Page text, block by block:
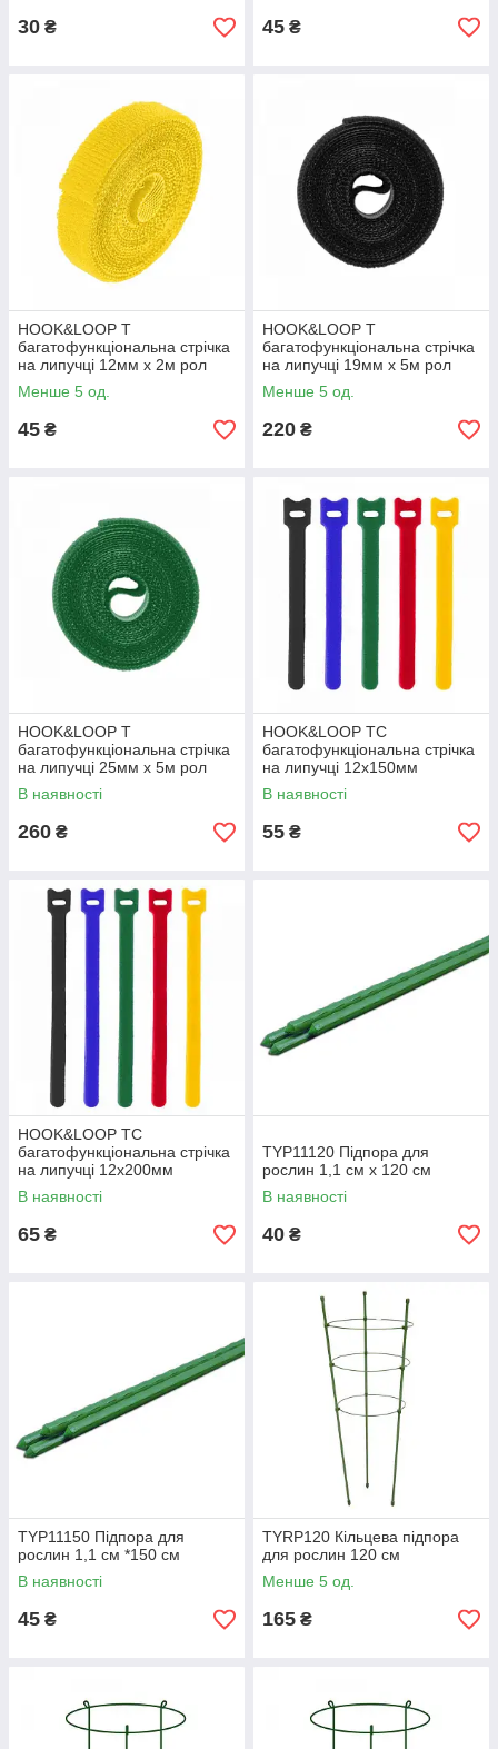
30 ₴ 45 ₴
HOOK&LOOP T
багатофункціональна стрічка
на липучці 12мм x 2м рол
YELLOW, HLT1202/YL,
Bradas
Менше 5 од.
45 ₴
HOOK&LOOP T
багатофункціональна стрічка
на липучці 19мм x 5м рол
BLACK, TYHLT19005/BK,
Bradas
Менше 5 од.
220 ₴
HOOK&LOOP T
багатофункціональна стрічка
на липучці 25мм x 5м рол
GREEN, TYHLT25005/GR,
Bradas
В наявності
260 ₴
HOOK&LOOP TC
багатофункціональна стрічка
на липучці 12x150мм
COLOUR мIX - 10 шт.,
HLTC12150/10MIX5, Bradas
В наявності
55 ₴
HOOK&LOOP TC
багатофункціональна стрічка
на липучці 12x200мм
COLOUR мIX - 10 шт.,
HLTC12200/10MIX5, Bradas
В наявності
65 ₴
TYP11120 Підпора для
рослин 1,1 см х 120 см
В наявності
40 ₴
TYP11150 Підпора для
рослин 1,1 см *150 см
В наявності
45 ₴
TYRP120 Кільцева підпора
для рослин 120 см
Менше 5 од.
165 ₴